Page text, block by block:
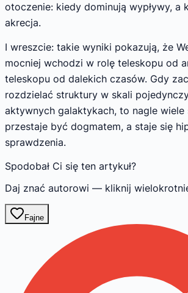
otoczenie: kiedy dominują wypływy, a
akrecja.
I wreszcie: takie wyniki pokazują, że
mocniej wchodzi w rolę teleskopu od
teleskopu od dalekich czasów. Gdy
rozdzielać struktury w skali
aktywnych galaktykach, to nagle wiele
przestaje być dogmatem, a staje się
sprawdzenia.
Spodobał Ci się ten artykuł?
Daj znać autorowi — kliknij
Fajne